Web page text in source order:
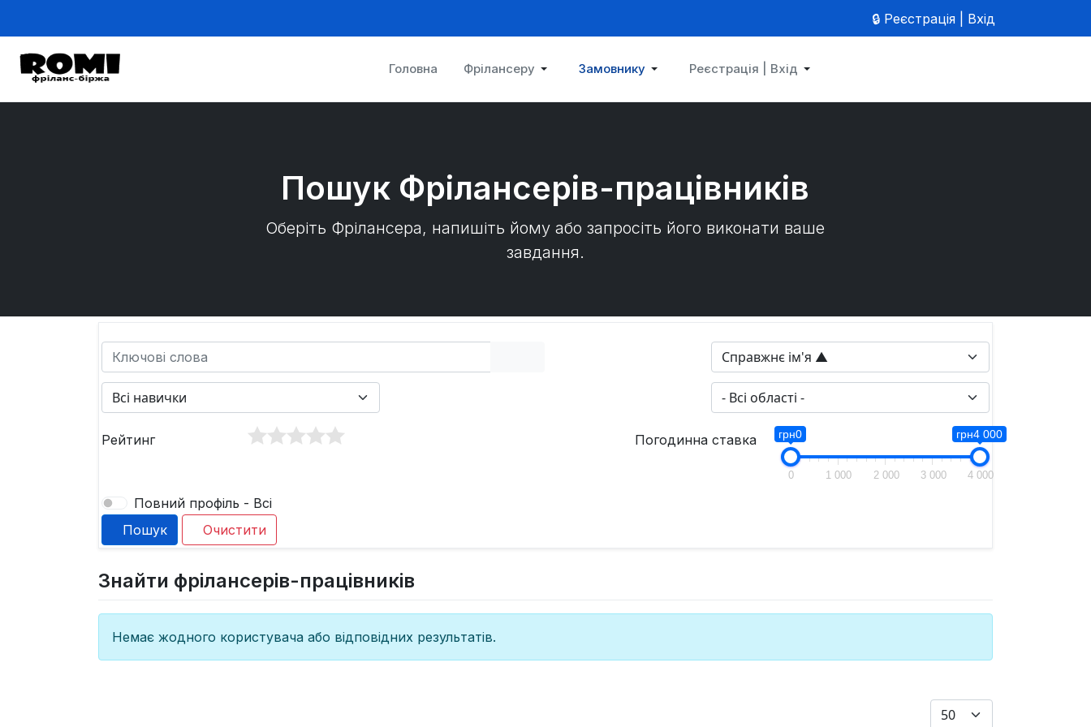
🔒 Реєстрація | Вхід
Головна Фрілансеру Замовнику Реєстрація | Вхід
Пошук Фрілансерів-працівників
Оберіть Фрілансера, напишіть йому або запросіть його виконати ваше
завдання.
Sort By
Рейтинг Погодинна ставка грн0 грн4 000
0 1 000 2 000 3 000 4 000
Повний профіль - Всі
Пошук
Очистити
Знайти фрілансерів-працівників
Немає жодного користувача або відповідних результатів.
Показувати